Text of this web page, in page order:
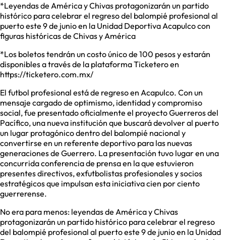
*Leyendas de América y Chivas protagonizarán un partido
histórico para celebrar el regreso del balompié profesional al
puerto este 9 de junio en la Unidad Deportiva Acapulco con
figuras históricas de Chivas y América
*Los boletos tendrán un costo único de 100 pesos y estarán
disponibles a través de la plataforma Ticketero en
https://ticketero.com.mx/
El futbol profesional está de regreso en Acapulco. Con un
mensaje cargado de optimismo, identidad y compromiso
social, fue presentado oficialmente el proyecto Guerreros del
Pacífico, una nueva institución que buscará devolver al puerto
un lugar protagónico dentro del balompié nacional y
convertirse en un referente deportivo para las nuevas
generaciones de Guerrero. La presentación tuvo lugar en una
concurrida conferencia de prensa en la que estuvieron
presentes directivos, exfutbolistas profesionales y socios
estratégicos que impulsan esta iniciativa cien por ciento
guerrerense.
No era para menos: leyendas de América y Chivas
protagonizarán un partido histórico para celebrar el regreso
del balompié profesional al puerto este 9 de junio en la Unidad